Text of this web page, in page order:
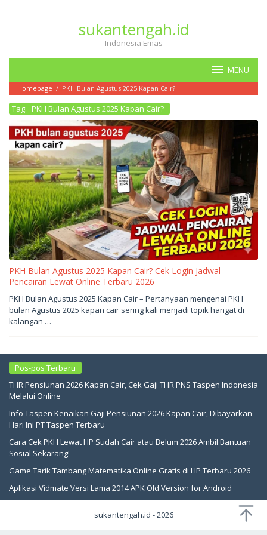
sukantengah.id
Indonesia Emas
MENU
Homepage / PKH Bulan Agustus 2025 Kapan Cair?
Tag: PKH Bulan Agustus 2025 Kapan Cair?
PKH Bulan Agustus 2025 Kapan Cair? Cek Login Jadwal
Pencairan Lewat Online Terbaru 2026
Mei
21,
2026
oleh
sukantengah
PKH Bulan Agustus 2025 Kapan Cair – Pertanyaan mengenai PKH
bulan Agustus 2025 kapan cair sering kali menjadi topik hangat di
kalangan …
Pos-pos Terbaru
THR Pensiunan 2026 Kapan Cair, Cek Gaji THR PNS Taspen Indonesia
Melalui Online
Info Taspen Kenaikan Gaji Pensiunan 2026 Kapan Cair, Dibayarkan
Hari Ini PT Taspen Terbaru
Cara Cek PKH Lewat HP Sudah Cair atau Belum 2026 Ambil Bantuan
Sosial Sekarang!
Game Tarik Tambang Matematika Online Gratis di HP Terbaru 2026
Aplikasi Vidmate Versi Lama 2014 APK Old Version for Android
sukantengah.id - 2026